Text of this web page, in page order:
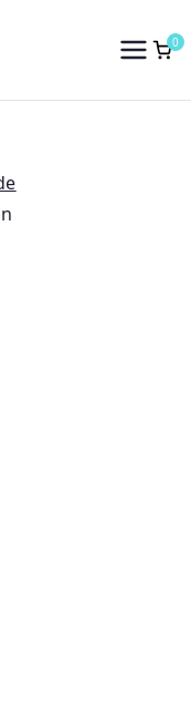
Baby
0